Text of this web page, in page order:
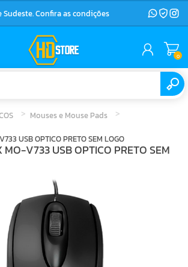
Sudeste. Confira as condições
0
Mouses e Mouse Pads
USB OPTICO PRETO SEM LOGO
V733 USB OPTICO PRETO SEM